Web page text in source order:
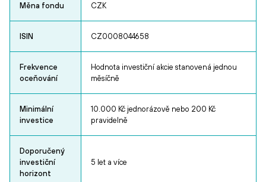
Měna fondu CZK
ISIN CZ0008044658
Frekvence
oceňování
Hodnota investiční akcie stanovená jednou
měsíčně
Minimální
investice
10.000 Kč jednorázově nebo 200 Kč
pravidelně
Doporučený
investiční
horizont
5 let a více